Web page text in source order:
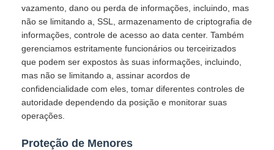
vazamento, dano ou perda de informações, incluindo, mas
não se limitando a, SSL, armazenamento de criptografia de
informações, controle de acesso ao data center. Também
gerenciamos estritamente funcionários ou terceirizados
que podem ser expostos às suas informações, incluindo,
mas não se limitando a, assinar acordos de
confidencialidade com eles, tomar diferentes controles de
autoridade dependendo da posição e monitorar suas
operações.
Proteção de Menores